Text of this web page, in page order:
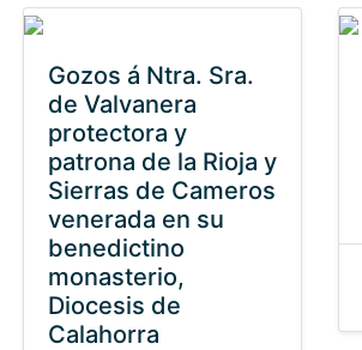
Gozos á Ntra. Sra.
de Valvanera
protectora y
patrona de la Rioja y
Sierras de Cameros
venerada en su
benedictino
monasterio,
Diocesis de
Calahorra